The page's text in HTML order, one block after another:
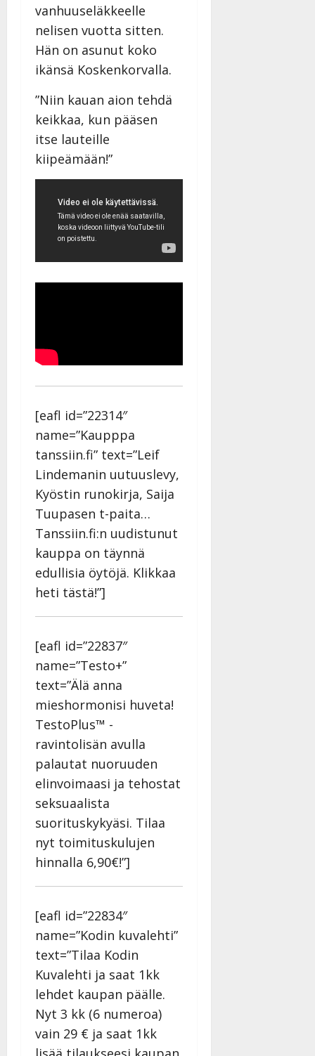
vanhuuseläkkeelle
nelisen vuotta sitten.
Hän on asunut koko
ikänsä Koskenkorvalla.
”Niin kauan aion tehdä
keikkaa, kun pääsen
itse lauteille
kiipeämään!”
[eafl id=”22314″
name=”Kaupppa
tanssiin.fi” text=”Leif
Lindemanin uutuuslevy,
Kyöstin runokirja, Saija
Tuupasen t-paita…
Tanssiin.fi:n uudistunut
kauppa on täynnä
edullisia öytöjä. Klikkaa
heti tästä!”]
[eafl id=”22837″
name=”Testo+”
text=”Älä anna
mieshormonisi huveta!
TestoPlus™ -
ravintolisän avulla
palautat nuoruuden
elinvoimaasi ja tehostat
seksuaalista
suorituskykyäsi. Tilaa
nyt toimituskulujen
hinnalla 6,90€!”]
[eafl id=”22834″
name=”Kodin kuvalehti”
text=”Tilaa Kodin
Kuvalehti ja saat 1kk
lehdet kaupan päälle.
Nyt 3 kk (6 numeroa)
vain 29 € ja saat 1kk